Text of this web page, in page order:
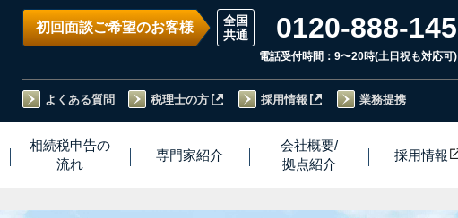
初回面談ご希望のお客様 0120-888-145
電話受付時間：9〜20時(土日祝も対応可)
よくある質問 税理士の方 採用情報 業務提携
相続税申告の
流れ
専門家紹介
会社概要/
拠点紹介
採用情報